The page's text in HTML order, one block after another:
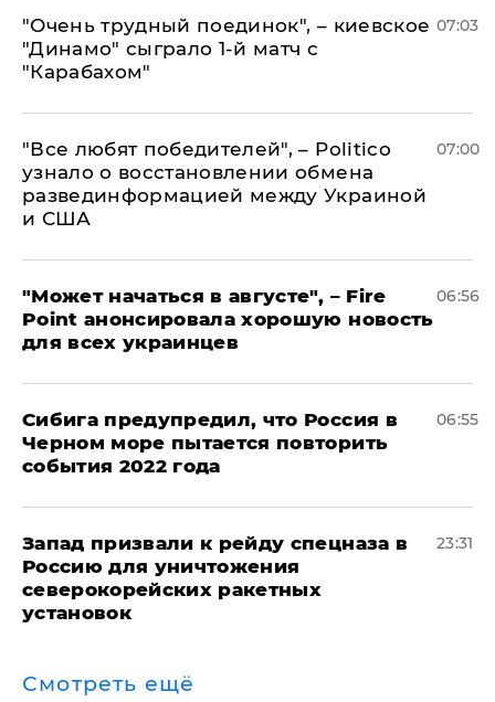
"Очень трудный поединок", – киевское
"Динамо" сыграло 1-й матч с
"Карабахом"
07:03
​"Все любят победителей", – Politico
узнало о восстановлении обмена
развединформацией между Украиной
и США
07:00
"Может начаться в августе", – Fire
Point анонсировала хорошую новость
для всех украинцев
06:56
Сибига предупредил, что Россия в
Черном море пытается повторить
события 2022 года
06:55
Запад призвали к рейду спецназа в
Россию для уничтожения
северокорейских ракетных
установок
23:31
Смотреть ещё